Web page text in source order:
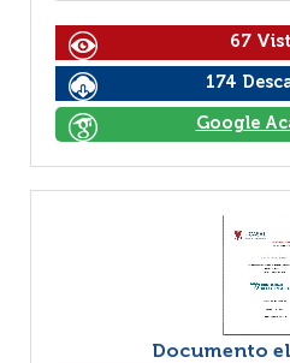
67
174
Google
Documento